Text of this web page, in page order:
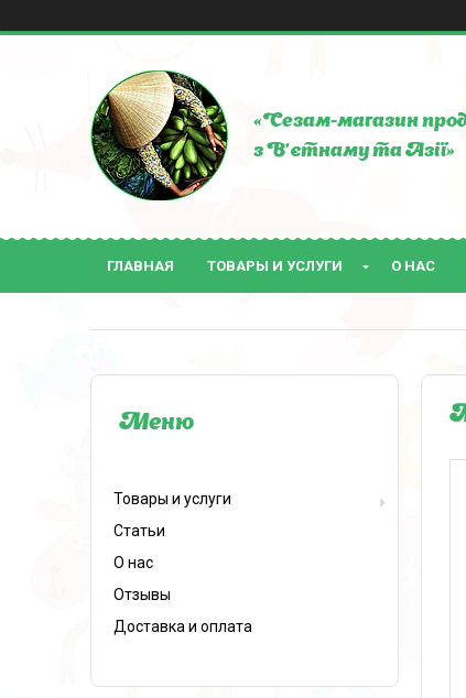
«Сезам-магазин
з В'єтнаму та Азії»
ГЛАВНАЯ ТОВАРЫ И УСЛУГИ О НАС
Товары и услуги
Статьи
О нас
Отзывы
Доставка и оплата